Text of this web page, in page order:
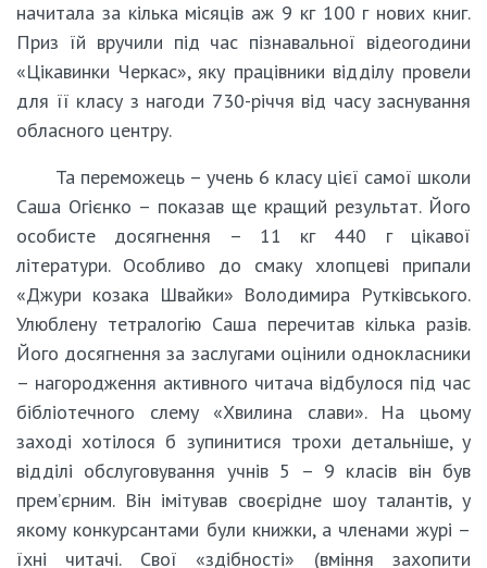
начитала за кілька місяців аж 9 кг 100 г нових книг.
Приз їй вручили під час пізнавальної відеогодини
«Цікавинки Черкас», яку працівники відділу провели
для її класу з нагоди 730-річчя від часу заснування
обласного центру.
Та переможець – учень 6 класу цієї самої школи
Саша Огієнко – показав ще кращий результат. Його
особисте досягнення – 11 кг 440 г цікавої
літератури. Особливо до смаку хлопцеві припали
«Джури козака Швайки» Володимира Рутківського.
Улюблену тетралогію Саша перечитав кілька разів.
Його досягнення за заслугами оцінили однокласники
– нагородження активного читача відбулося під час
бібліотечного слему «Хвилина слави». На цьому
заході хотілося б зупинитися трохи детальніше, у
відділі обслуговування учнів 5 – 9 класів він був
прем’єрним. Він імітував своєрідне шоу талантів, у
якому конкурсантами були книжки, а членами журі –
їхні читачі. Свої «здібності» (вміння захопити